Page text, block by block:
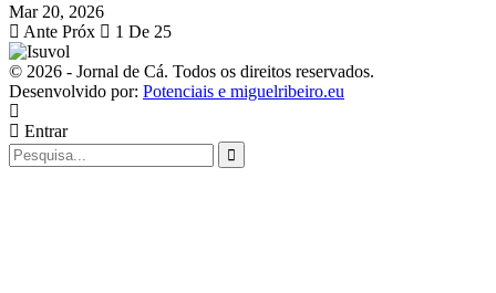
Mar 20, 2026
Ante Próx 1 De 25
© 2026 - Jornal de Cá. Todos os direitos reservados.
Desenvolvido por: Potenciais e miguelribeiro.eu
Entrar